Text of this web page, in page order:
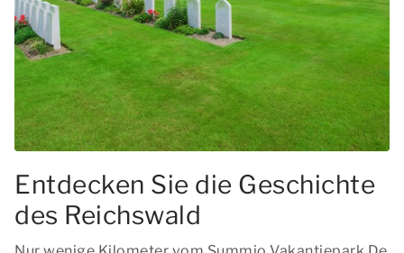
Entdecken Sie die Geschichte
des Reichswald